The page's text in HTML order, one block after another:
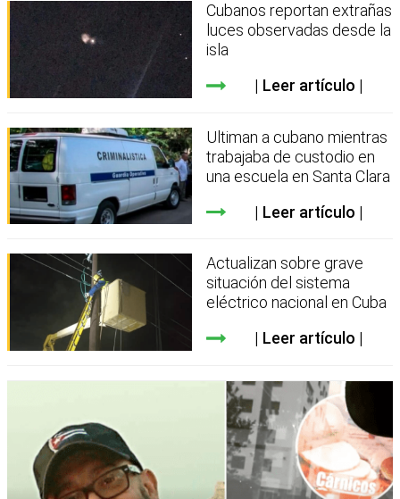
Cubanos reportan extrañas
luces observadas desde la
isla
Leer artículo
Ultiman a cubano mientras
trabajaba de custodio en
una escuela en Santa Clara
Leer artículo
Actualizan sobre grave
situación del sistema
eléctrico nacional en Cuba
Leer artículo